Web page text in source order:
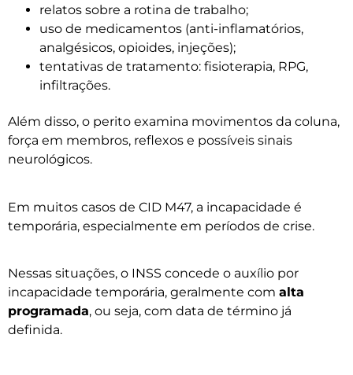
relatos sobre a rotina de trabalho;
uso de medicamentos (anti-inflamatórios,
analgésicos, opioides, injeções);
tentativas de tratamento: fisioterapia, RPG,
infiltrações.
Além disso, o perito examina movimentos da coluna,
força em membros, reflexos e possíveis sinais
neurológicos.
Em muitos casos de CID M47, a incapacidade é
temporária, especialmente em períodos de crise.
Nessas situações, o INSS concede o auxílio por
incapacidade temporária, geralmente com alta
programada, ou seja, com data de término já
definida.